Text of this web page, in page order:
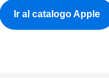
Ir al catalogo Apple